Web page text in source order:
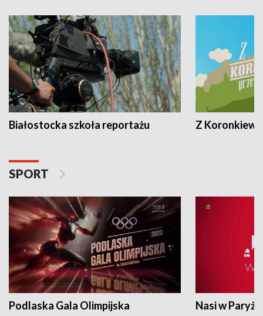
Białostocka szkoła reportażu Z
SPORT
Podlaska Gala Olimpijska Nasi w Paryżu